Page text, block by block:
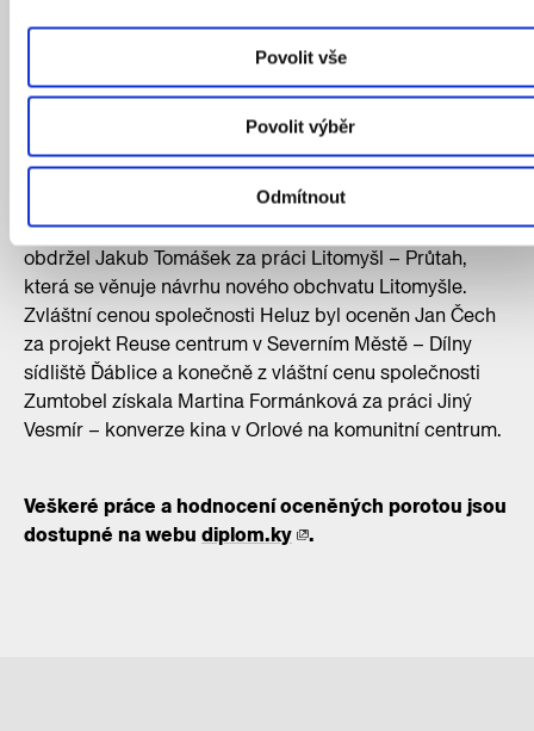
Povolit vše
Povolit výběr
Odmítnout
Zvláštní cenou Českých center ohodnotila porota Sáru
Roeselovou z Fakulty architektury ČVUT v Praze. Její
diplomová práce Obnova sídel Šluknovského výběžku
se pod vedením Borise Redčenkova věnovala tématu
zapomenutého pohraničí. Zvláštní cenu Ministerstva
průmyslu a obchodu pak získala Silvia Matisová
z Fakulty architektury ČVUT v Praze s prací Průmyslová
zóna v Mezitratí. Zvláštní cenu společnosti Cegra zase
obdržel Jakub Tomášek za práci Litomyšl – Průtah,
která se věnuje návrhu nového obchvatu Litomyšle.
Zvláštní cenou společnosti Heluz byl oceněn Jan Čech
za projekt Reuse centrum v Severním Městě – Dílny
sídliště Ďáblice a konečně z vláštní cenu společnosti
Zumtobel získala Martina Formánková za práci Jiný
Vesmír – konverze kina v Orlové na komunitní centrum.
Veškeré práce a hodnocení oceněných porotou jsou
dostupné na webu diplom.ky .